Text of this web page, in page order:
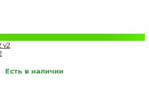
Есть в наличии